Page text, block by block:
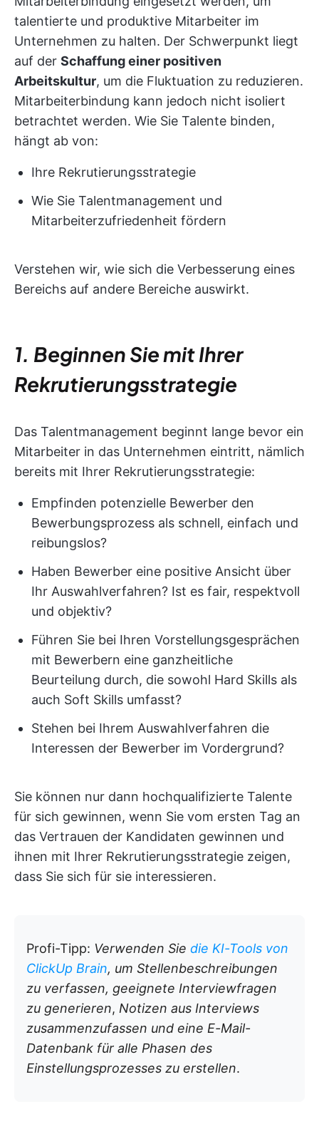
talentierte und produktive Mitarbeiter im
Unternehmen zu halten. Der Schwerpunkt liegt
auf der Schaffung einer positiven
Arbeitskultur, um die Fluktuation zu reduzieren.
Mitarbeiterbindung kann jedoch nicht isoliert
betrachtet werden. Wie Sie Talente binden,
hängt ab von:
Ihre Rekrutierungsstrategie
Wie Sie Talentmanagement und
Mitarbeiterzufriedenheit fördern
Verstehen wir, wie sich die Verbesserung eines
Bereichs auf andere Bereiche auswirkt.
1. Beginnen Sie mit Ihrer
Rekrutierungsstrategie
Das Talentmanagement beginnt lange bevor ein
Mitarbeiter in das Unternehmen eintritt, nämlich
bereits mit Ihrer Rekrutierungsstrategie:
Empfinden potenzielle Bewerber den
Bewerbungsprozess als schnell, einfach und
reibungslos?
Haben Bewerber eine positive Ansicht über
Ihr Auswahlverfahren? Ist es fair, respektvoll
und objektiv?
Führen Sie bei Ihren Vorstellungsgesprächen
mit Bewerbern eine ganzheitliche
Beurteilung durch, die sowohl Hard Skills als
auch Soft Skills umfasst?
Stehen bei Ihrem Auswahlverfahren die
Interessen der Bewerber im Vordergrund?
Sie können nur dann hochqualifizierte Talente
für sich gewinnen, wenn Sie vom ersten Tag an
das Vertrauen der Kandidaten gewinnen und
ihnen mit Ihrer Rekrutierungsstrategie zeigen,
dass Sie sich für sie interessieren.
Profi-Tipp: Verwenden Sie die KI-Tools von
ClickUp Brain, um Stellenbeschreibungen
zu verfassen, geeignete Interviewfragen
zu generieren, Notizen aus Interviews
zusammenzufassen und eine E-Mail-
Datenbank für alle Phasen des
Einstellungsprozesses zu erstellen.